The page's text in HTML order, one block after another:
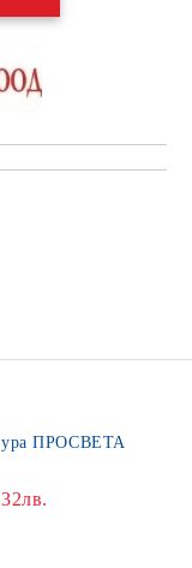
ПРОСВЕТА